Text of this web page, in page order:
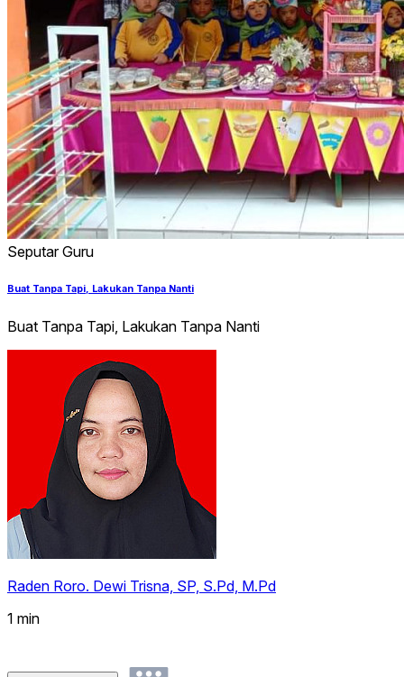
Seputar Guru
Buat Tanpa Tapi, Lakukan Tanpa Nanti
Buat Tanpa Tapi, Lakukan Tanpa Nanti
Raden Roro. Dewi Trisna, SP, S.Pd, M.Pd
1 min